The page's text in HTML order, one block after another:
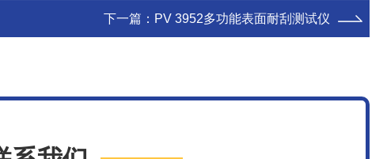
下一篇： PV 3952多功能表面耐刮测试仪